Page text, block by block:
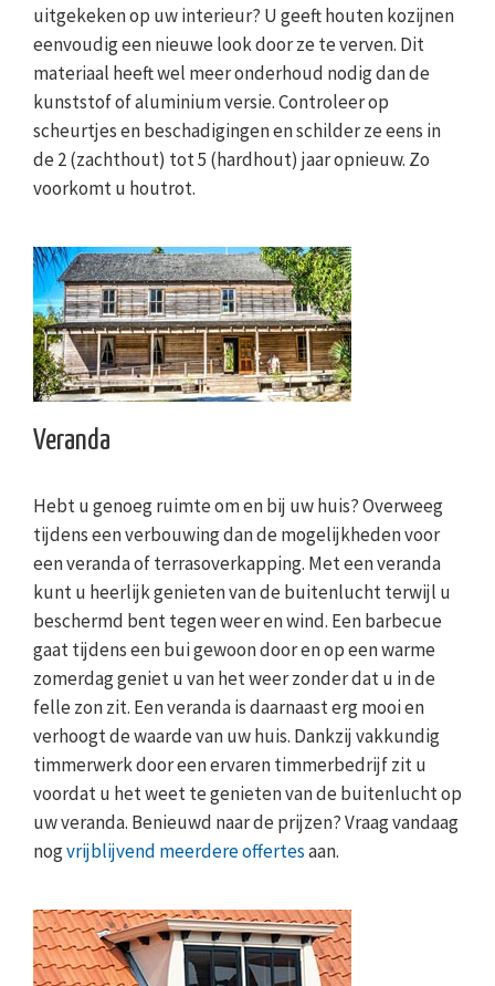
uitgekeken op uw interieur? U geeft houten kozijnen
eenvoudig een nieuwe look door ze te verven. Dit
materiaal heeft wel meer onderhoud nodig dan de
kunststof of aluminium versie. Controleer op
scheurtjes en beschadigingen en schilder ze eens in
de 2 (zachthout) tot 5 (hardhout) jaar opnieuw. Zo
voorkomt u houtrot.
Veranda
Hebt u genoeg ruimte om en bij uw huis? Overweeg
tijdens een verbouwing dan de mogelijkheden voor
een veranda of terrasoverkapping. Met een veranda
kunt u heerlijk genieten van de buitenlucht terwijl u
beschermd bent tegen weer en wind. Een barbecue
gaat tijdens een bui gewoon door en op een warme
zomerdag geniet u van het weer zonder dat u in de
felle zon zit. Een veranda is daarnaast erg mooi en
verhoogt de waarde van uw huis. Dankzij vakkundig
timmerwerk door een ervaren timmerbedrijf zit u
voordat u het weet te genieten van de buitenlucht op
uw veranda. Benieuwd naar de prijzen? Vraag vandaag
nogvrijblijvend meerdere offertesaan.